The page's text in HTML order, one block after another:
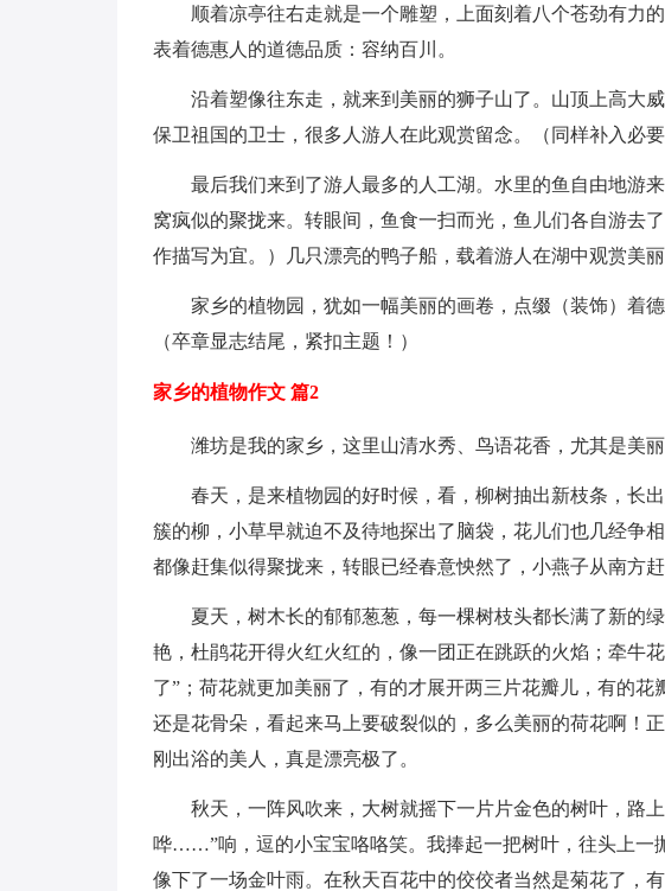
顺着凉亭往右走就是一个雕塑，上面刻着八个苍劲有力
表着德惠人的道德品质：容纳百川。
沿着塑像往东走，就来到美丽的狮子山了。山顶上高大
保卫祖国的卫士，很多人游人在此观赏留念。（同样补入必要
最后我们来到了游人最多的人工湖。水里的鱼自由地游
窝疯似的聚拢来。转眼间，鱼食一扫而光，鱼儿们各自游去
作描写为宜。）几只漂亮的鸭子船，载着游人在湖中观赏
家乡的植物园，犹如一幅美丽的画卷，点缀（装饰）着
（卒章显志结尾，紧扣主题！）
家乡的植物作文 篇2
潍坊是我的家乡，这里山清水秀、鸟语花香，尤其是美丽
春天，是来植物园的好时候，看，柳树抽出新枝条，长
簇的柳，小草早就迫不及待地探出了脑袋，花儿们也几经争
都像赶集似得聚拢来，转眼已经春意怏然了，小燕子从南方
夏天，树木长的郁郁葱葱，每一棵树枝头都长满了新的
艳，杜鹃花开得火红火红的，像一团正在跳跃的火焰；牵牛
了”；荷花就更加美丽了，有的才展开两三片花瓣儿，有的
还是花骨朵，看起来马上要破裂似的，多么美丽的荷花啊！
刚出浴的美人，真是漂亮极了。
秋天，一阵风吹来，大树就摇下一片片金色的树叶，路
哗……”响，逗的小宝宝咯咯笑。我捧起一把树叶，往头上一
像下了一场金叶雨。在秋天百花中的佼佼者当然是菊花了，